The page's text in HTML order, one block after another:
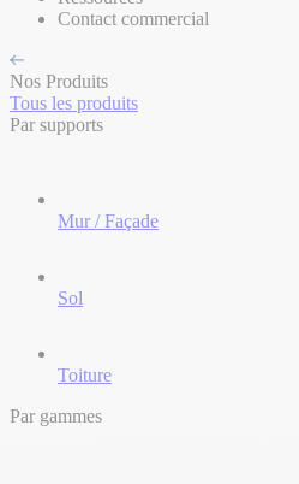
Contact commercial
Nos Produits
Tous les produits
Par supports
Mur / Façade
Sol
Toiture
Par gammes